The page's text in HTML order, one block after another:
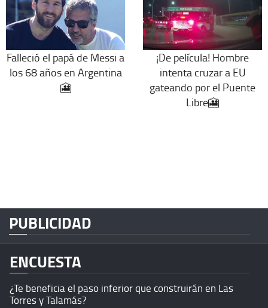
Falleció el papá de Messi a
los 68 años en Argentina
🎦
¡De película! Hombre
intenta cruzar a EU
gateando por el Puente
Libre🎦
PUBLICIDAD
ENCUESTA
¿Te beneficia el paso inferior que construirán en Las
Torres y Talamás?